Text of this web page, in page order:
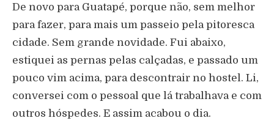
De novo para Guatapé, porque não, sem melhor
para fazer, para mais um passeio pela pitoresca
cidade. Sem grande novidade. Fui abaixo,
estiquei as pernas pelas calçadas, e passado um
pouco vim acima, para descontrair no hostel. Li,
conversei com o pessoal que lá trabalhava e com
outros hóspedes. E assim acabou o dia.